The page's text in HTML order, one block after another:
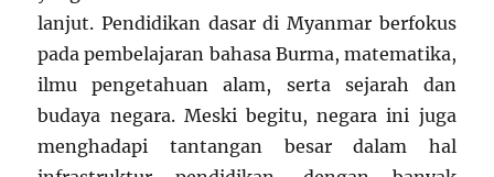
lanjut. Pendidikan dasar di Myanmar berfokus
pada pembelajaran bahasa Burma, matematika,
ilmu pengetahuan alam, serta sejarah dan
budaya negara. Meski begitu, negara ini juga
menghadapi tantangan besar dalam hal